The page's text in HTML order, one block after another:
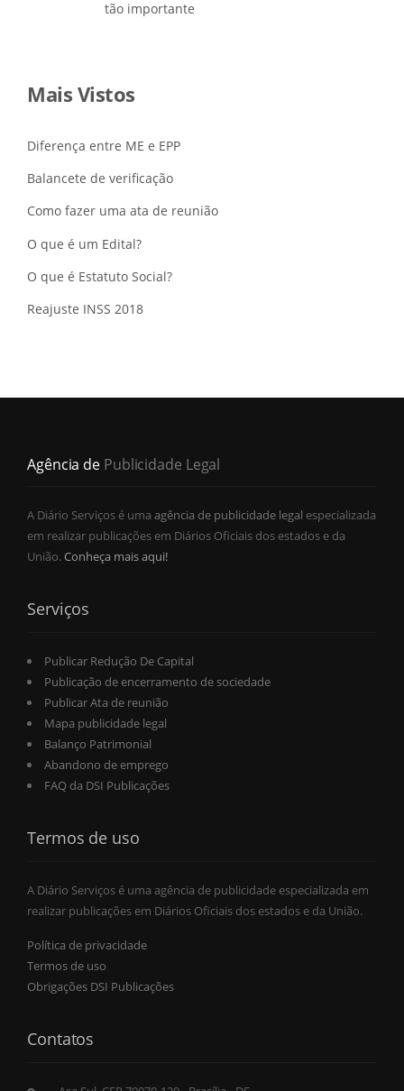
tão importante
Mais Vistos
Diferença entre ME e EPP
Balancete de verificação
Como fazer uma ata de reunião
O que é um Edital?
O que é Estatuto Social?
Reajuste INSS 2018
Agência de Publicidade Legal
A Diário Serviços é uma agência de publicidade legal especializada
em realizar publicações em Diários Oficiais dos estados e da
União.Conheça mais aqui!
Serviços
Publicar Redução De Capital
Publicação de encerramento de sociedade
Publicar Ata de reunião
Mapa publicidade legal
Balanço Patrimonial
Abandono de emprego
FAQ da DSI Publicações
Termos de uso
A Diário Serviços é uma agência de publicidade especializada em
realizar publicações em Diários Oficiais dos estados e da União.
Política de privacidade
Termos de uso
Obrigações DSI Publicações
Contatos